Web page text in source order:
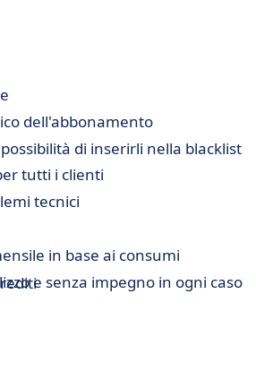
dell'abbonamento
di inserirli nella blacklist
tutti i clienti
tecnici
in base ai consumi
e senza impegno in ogni caso